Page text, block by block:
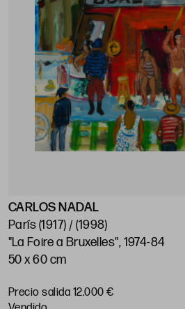
CARLOS NADAL
París (1917) / (1998)
"La Foire a Bruxelles", 1974-84
50 x 60 cm
Precio salida 12.000 €